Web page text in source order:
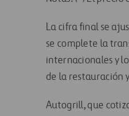
La cifra final se
se complete la
internacionales y
de la restauración
Autogrill, que